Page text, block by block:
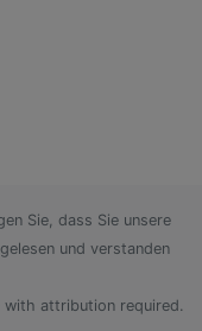
Sie, dass Sie unsere
gelesen und verstanden
with attribution required.